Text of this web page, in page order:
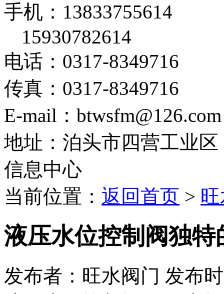
手机：13833755614
15930782614
电话：0317-8349716
传真：0317-8349716
E-mail：btwsfm@126.com
地址：泊头市四营工业区
信息中心
当前位置： 返回首页 >
液压水位控制阀独特
发布者：旺水阀门 发布